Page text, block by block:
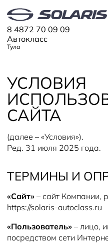
Автокласс
Тула
8 4872 70 09 09
АВТО
Solaris
Solaris
Тест-
Solaris
Плати
О
УСЛОВИЯ
САЙТА
(далее – «Условия»).
Ред. 31 июля 2025 года.
ТЕРМИНЫ И
«Сайт» – сайт Компании,
https://solaris-autoclass.ru
«Пользователь» – лицо,
посредством сети